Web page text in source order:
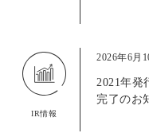
IR情報
2026年6月
2021年発
完了のお